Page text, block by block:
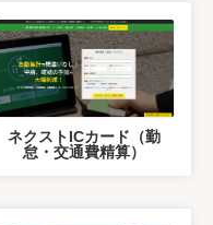
ネクストICカード（勤
怠・交通費精算）